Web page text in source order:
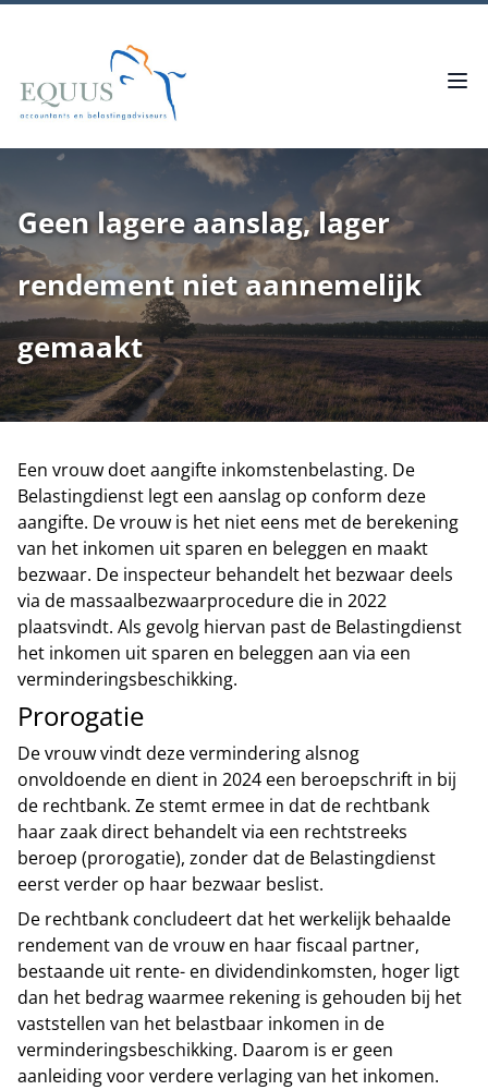
Geen lagere aanslag, lager
rendement niet aannemelijk
gemaakt
Een vrouw doet aangifte inkomstenbelasting. De
Belastingdienst legt een aanslag op conform deze
aangifte. De vrouw is het niet eens met de berekening
van het inkomen uit sparen en beleggen en maakt
bezwaar. De inspecteur behandelt het bezwaar deels
via de massaalbezwaarprocedure die in 2022
plaatsvindt. Als gevolg hiervan past de Belastingdienst
het inkomen uit sparen en beleggen aan via een
verminderingsbeschikking.
Prorogatie
De vrouw vindt deze vermindering alsnog
onvoldoende en dient in 2024 een beroepschrift in bij
de rechtbank. Ze stemt ermee in dat de rechtbank
haar zaak direct behandelt via een rechtstreeks
beroep (prorogatie), zonder dat de Belastingdienst
eerst verder op haar bezwaar beslist.
De rechtbank concludeert dat het werkelijk behaalde
rendement van de vrouw en haar fiscaal partner,
bestaande uit rente- en dividendinkomsten, hoger ligt
dan het bedrag waarmee rekening is gehouden bij het
vaststellen van het belastbaar inkomen in de
verminderingsbeschikking. Daarom is er geen
aanleiding voor verdere verlaging van het inkomen.